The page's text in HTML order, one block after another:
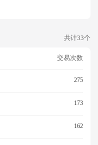
共计33个
交易次数
275
173
162